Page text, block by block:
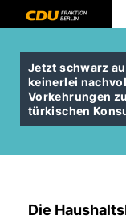
Jetzt schwarz
keinerlei
Vorkehrungen
türkischen
Die